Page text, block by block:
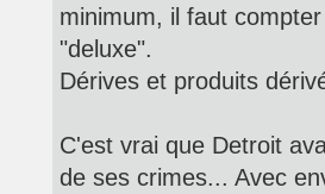
minimum, il faut
"deluxe".
Dérives et produits
C'est vrai que Detroit
de ses crimes... Avec